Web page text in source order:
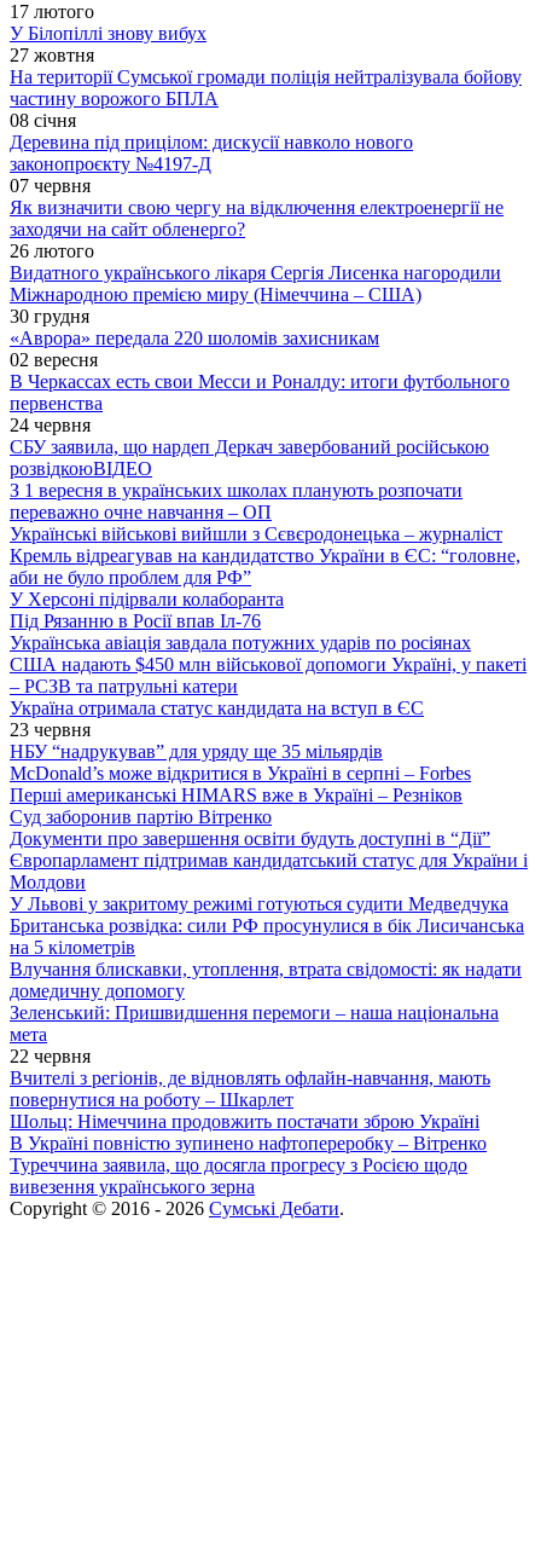
17 лютого
У Білопіллі знову вибух
27 жовтня
На території Сумської громади поліція нейтралізувала бойову
частину ворожого БПЛА
08 січня
Деревина під прицілом: дискусії навколо нового
законопроєкту №4197-Д
07 червня
Як визначити свою чергу на відключення електроенергії не
заходячи на сайт обленерго?
26 лютого
Видатного українського лікаря Сергія Лисенка нагородили
Міжнародною премією миру (Німеччина – США)
30 грудня
«Аврора» передала 220 шоломів захисникам
02 вересня
В Черкассах есть свои Месси и Роналду: итоги футбольного
первенства
24 червня
СБУ заявила, що нардеп Деркач завербований російською
розвідкоюВІДЕО
З 1 вересня в українських школах планують розпочати
переважно очне навчання – ОП
Українські військові вийшли з Сєвєродонецька – журналіст
Кремль відреагував на кандидатство України в ЄС: “головне,
аби не було проблем для РФ”
У Херсоні підірвали колаборанта
Під Рязанню в Росії впав Іл-76
Українська авіація завдала потужних ударів по росіянах
США надають $450 млн військової допомоги Україні, у пакеті
– РСЗВ та патрульні катери
Україна отримала статус кандидата на вступ в ЄС
23 червня
НБУ “надрукував” для уряду ще 35 мільярдів
McDonald’s може відкритися в Україні в серпні – Forbes
Перші американські HIMARS вже в Україні – Резніков
Суд заборонив партію Вітренко
Документи про завершення освіти будуть доступні в “Дії”
Європарламент підтримав кандидатський статус для України і
Молдови
У Львові у закритому режимі готуються судити Медведчука
Британська розвідка: сили РФ просунулися в бік Лисичанська
на 5 кілометрів
Влучання блискавки, утоплення, втрата свідомості: як надати
домедичну допомогу
Зеленський: Пришвидшення перемоги – наша національна
мета
22 червня
Вчителі з регіонів, де відновлять офлайн-навчання, мають
повернутися на роботу – Шкарлет
Шольц: Німеччина продовжить постачати зброю Україні
В Україні повністю зупинено нафтопереробку – Вітренко
Туреччина заявила, що досягла прогресу з Росією щодо
вивезення українського зерна
Copyright © 2016 - 2026 Сумські Дебати.